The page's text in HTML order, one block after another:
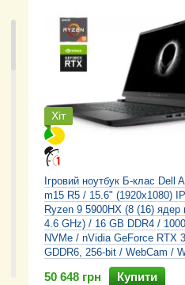
Хіт
Ігровий ноутбук Б-клас Dell
m15 R5 / 15.6" (1920x1080)
Ryzen 9 5900HX (8 (16) ядер
4.6 GHz) / 16 GB DDR4 /
NVMe / nVidia GeForce RTX
GDDR6, 256-bit / WebCam /
50 648 грн Купити